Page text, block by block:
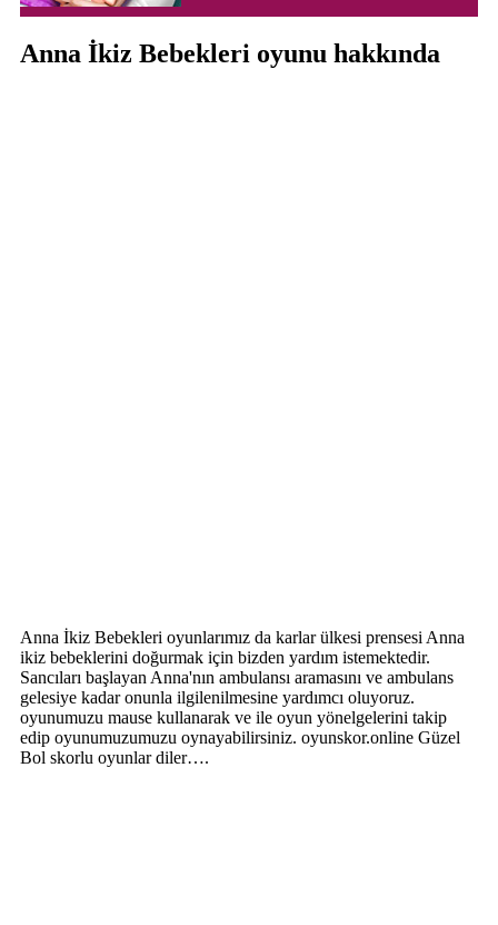
Anna İkiz Bebekleri oyunu hakkında
Anna İkiz Bebekleri oyunlarımız da karlar ülkesi prensesi Anna
ikiz bebeklerini doğurmak için bizden yardım istemektedir.
Sancıları başlayan Anna'nın ambulansı aramasını ve ambulans
gelesiye kadar onunla ilgilenilmesine yardımcı oluyoruz.
oyunumuzu mause kullanarak ve ile oyun yönelgelerini takip
edip oyunumuzumuzu oynayabilirsiniz. oyunskor.online Güzel
Bol skorlu oyunlar diler….